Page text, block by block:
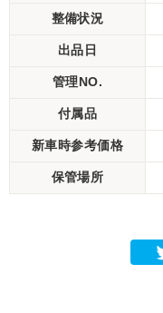
整備状況
出品日
管理NO.
付属品
新車時参考価格
保管場所